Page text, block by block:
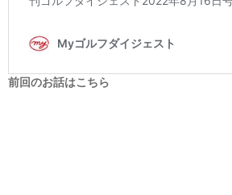
前回のお話はこちら